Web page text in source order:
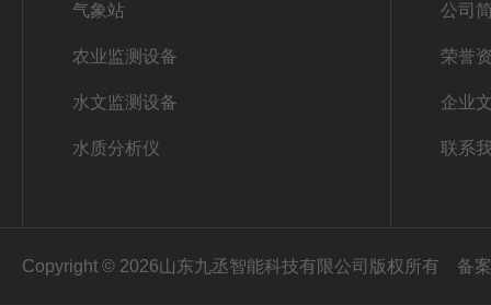
气象站
农业监测设备
水文监测设备
水质分析仪
公司
荣誉
企业
联系
Copyright © 2026山东九丞智能科技有限公司版权所有 备